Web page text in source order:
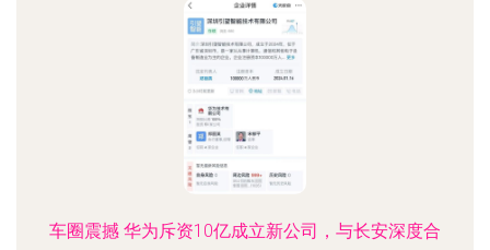
车圈震撼 华为斥资10亿成立新公司，与长安深度合